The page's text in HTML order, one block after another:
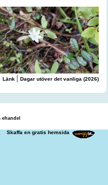
Länk | Dagar utöver det vanliga (2026)
Skaffa en gratis hemsida